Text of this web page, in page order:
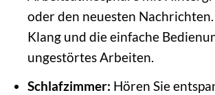
oder den neuesten
Klang und die einfache
ungestörtes Arbeiten.
Schlafzimmer: Hören Sie